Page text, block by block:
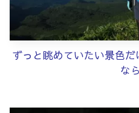
ずっと眺めていたい景色
な